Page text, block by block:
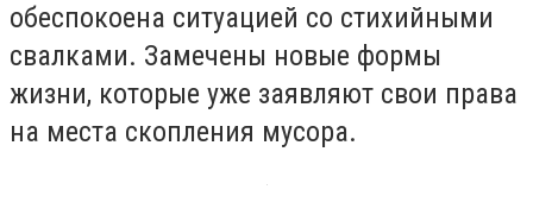
обеспокоена ситуацией со стихийными
свалками. Замечены новые формы
жизни, которые уже заявляют свои права
на места скопления мусора.